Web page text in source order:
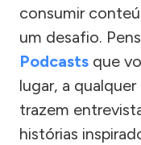
consumir
um desafio.
Podcasts que
lugar, a
trazem
histórias